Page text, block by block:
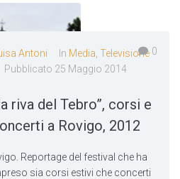
0
Antoni In Media ,Televisione
Pubblicato 25 Maggio 2014
riva del Tebro”, corsi e
a Rovigo, 2012
Reportage del festival che ha
sia corsi estivi che concerti